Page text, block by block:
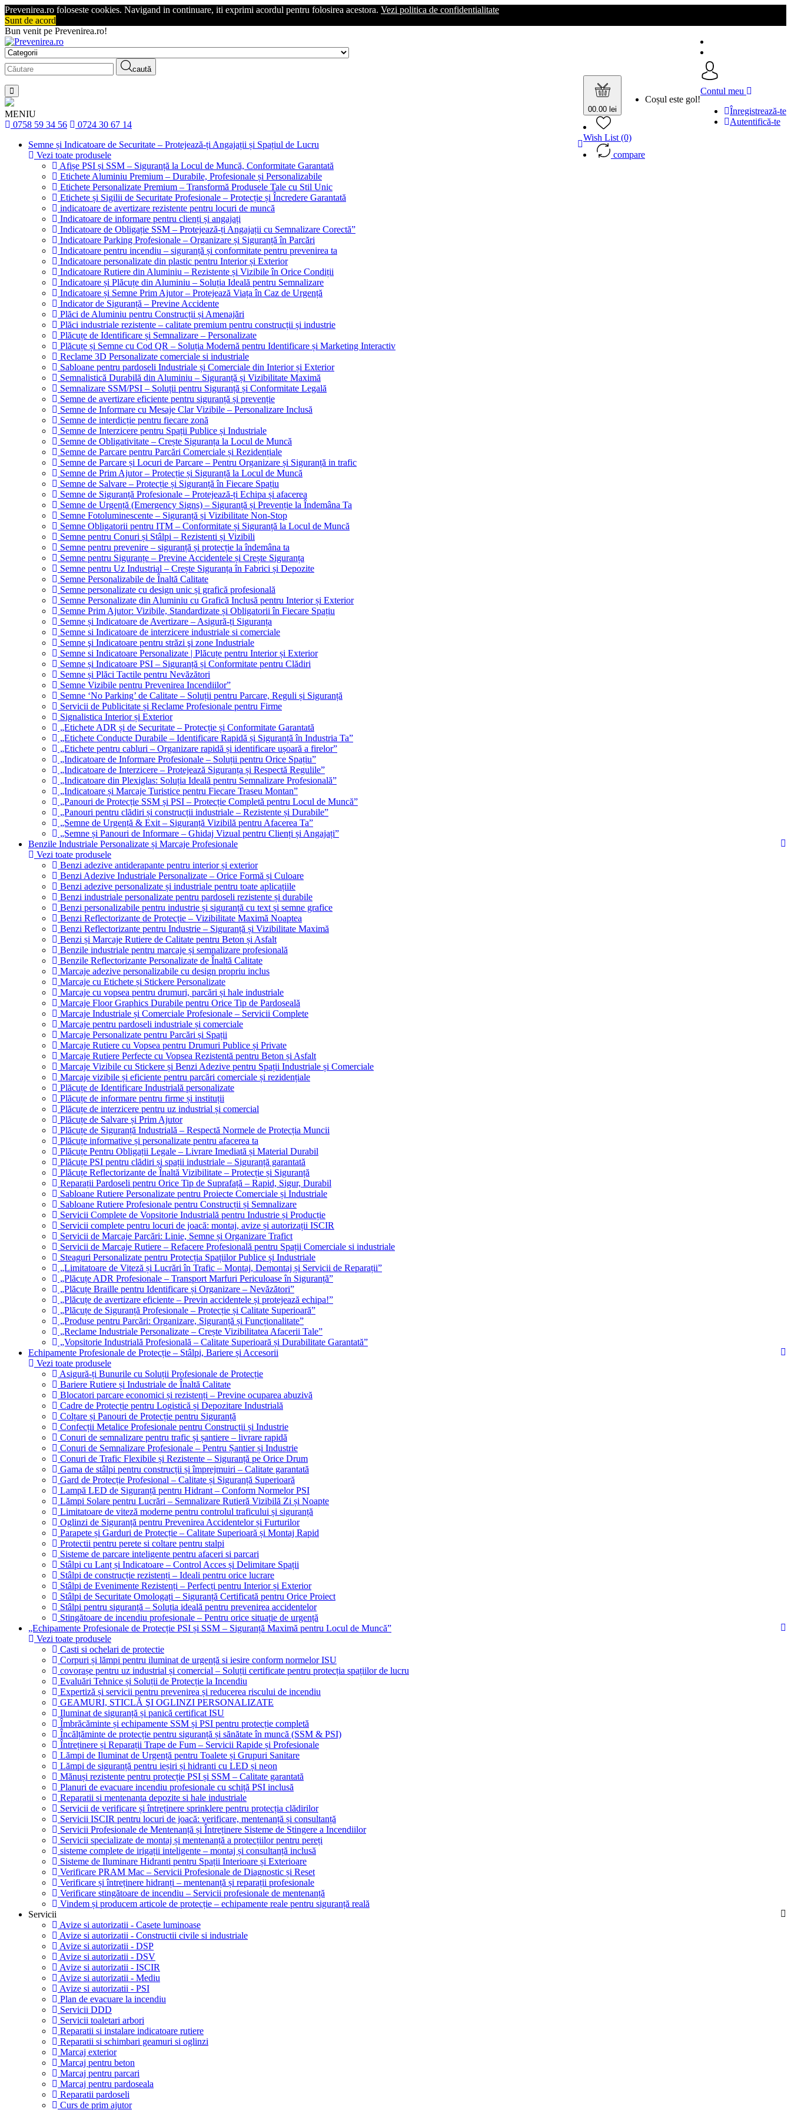
Prevenirea.ro foloseste cookies. Navigand in continuare, iti exprimi acordul pentru folosirea acestora. Vezi politica de confidentialitate
Sunt de acord
Bun venit pe Prevenirea.ro!
Contul meu
Înregistrează-te
Autentifică-te
caută
00.00 lei
Coșul este gol!
Wish List (0)
compare
MENIU
0758 59 34 56
0724 30 67 14
Semne și Indicatoare de Securitate – Protejează-ți Angajații și Spațiul de Lucru
Vezi toate produsele
Afișe PSI și SSM – Siguranță la Locul de Muncă, Conformitate Garantată
Etichete Aluminiu Premium – Durabile, Profesionale și Personalizabile
Etichete Personalizate Premium – Transformă Produsele Tale cu Stil Unic
Etichete și Sigilii de Securitate Profesionale – Protecție și Încredere Garantată
indicatoare de avertizare rezistente pentru locuri de muncă
Indicatoare de informare pentru clienți și angajați
Indicatoare de Obligație SSM – Protejează-ți Angajații cu Semnalizare Corectă”
Indicatoare Parking Profesionale – Organizare și Siguranță în Parcări
Indicatoare pentru incendiu – siguranță și conformitate pentru prevenirea ta
Indicatoare personalizate din plastic pentru Interior și Exterior
Indicatoare Rutiere din Aluminiu – Rezistente și Vizibile în Orice Condiții
Indicatoare și Plăcuțe din Aluminiu – Soluția Ideală pentru Semnalizare
Indicatoare și Semne Prim Ajutor – Protejează Viața în Caz de Urgență
Indicator de Siguranță – Previne Accidente
Plăci de Aluminiu pentru Construcții și Amenajări
Plăci industriale rezistente – calitate premium pentru construcții și industrie
Plăcuțe de Identificare și Semnalizare – Personalizate
Plăcuțe și Semne cu Cod QR – Soluția Modernă pentru Identificare și Marketing Interactiv
Reclame 3D Personalizate comerciale si industriale
Sabloane pentru pardoseli Industriale și Comerciale din Interior și Exterior
Semnalistică Durabilă din Aluminiu – Siguranță și Vizibilitate Maximă
Semnalizare SSM/PSI – Soluții pentru Siguranță și Conformitate Legală
Semne de avertizare eficiente pentru siguranță și prevenție
Semne de Informare cu Mesaje Clar Vizibile – Personalizare Inclusă
Semne de interdicție pentru fiecare zonă
Semne de Interzicere pentru Spații Publice și Industriale
Semne de Obligativitate – Crește Siguranța la Locul de Muncă
Semne de Parcare pentru Parcări Comerciale și Rezidențiale
Semne de Parcare și Locuri de Parcare – Pentru Organizare și Siguranță in trafic
Semne de Prim Ajutor – Protecție și Siguranță la Locul de Muncă
Semne de Salvare – Protecție și Siguranță în Fiecare Spațiu
Semne de Siguranță Profesionale – Protejează-ți Echipa și afacerea
Semne de Urgență (Emergency Signs) – Siguranță și Prevenție la Îndemâna Ta
Semne Fotoluminescente – Siguranță și Vizibilitate Non-Stop
Semne Obligatorii pentru ITM – Conformitate și Siguranță la Locul de Muncă
Semne pentru Conuri și Stâlpi – Rezistenti și Vizibili
Semne pentru prevenire – siguranță și protecție la îndemâna ta
Semne pentru Siguranțe – Previne Accidentele și Crește Siguranța
Semne pentru Uz Industrial – Crește Siguranța în Fabrici și Depozite
Semne Personalizabile de Înaltă Calitate
Semne personalizate cu design unic și grafică profesională
Semne Personalizate din Aluminiu cu Grafică Inclusă pentru Interior și Exterior
Semne Prim Ajutor: Vizibile, Standardizate și Obligatorii în Fiecare Spațiu
Semne și Indicatoare de Avertizare – Asigură-ți Siguranța
Semne si Indicatoare de interzicere industriale si comerciale
Semne şi Indicatoare pentru străzi şi zone Industriale
Semne si Indicatoare Personalizate | Plăcuțe pentru Interior și Exterior
Semne și Indicatoare PSI – Siguranță și Conformitate pentru Clădiri
Semne și Plăci Tactile pentru Nevăzători
Semne Vizibile pentru Prevenirea Incendiilor”
Semne ‘No Parking’ de Calitate – Soluții pentru Parcare, Reguli și Siguranță
Servicii de Publicitate și Reclame Profesionale pentru Firme
Signalistica Interior și Exterior
„Etichete ADR și de Securitate – Protecție și Conformitate Garantată
„Etichete Conducte Durabile – Identificare Rapidă și Siguranță în Industria Ta”
„Etichete pentru cabluri – Organizare rapidă și identificare ușoară a firelor”
„Indicatoare de Informare Profesionale – Soluții pentru Orice Spațiu”
„Indicatoare de Interzicere – Protejează Siguranța și Respectă Regulile”
„Indicatoare din Plexiglas: Soluția Ideală pentru Semnalizare Profesională”
„Indicatoare și Marcaje Turistice pentru Fiecare Traseu Montan”
„Panouri de Protecție SSM și PSI – Protecție Completă pentru Locul de Muncă”
„Panouri pentru clădiri și construcții industriale – Rezistente și Durabile”
„Semne de Urgență & Exit – Siguranță Vizibilă pentru Afacerea Ta”
„Semne și Panouri de Informare – Ghidaj Vizual pentru Clienți și Angajați”
Benzile Industriale Personalizate și Marcaje Profesionale
Vezi toate produsele
Benzi adezive antiderapante pentru interior și exterior
Benzi Adezive Industriale Personalizate – Orice Formă și Culoare
Benzi adezive personalizate și industriale pentru toate aplicațiile
Benzi industriale personalizate pentru pardoseli rezistente și durabile
Benzi personalizabile pentru industrie și siguranță cu text și semne grafice
Benzi Reflectorizante de Protecție – Vizibilitate Maximă Noaptea
Benzi Reflectorizante pentru Industrie – Siguranță și Vizibilitate Maximă
Benzi și Marcaje Rutiere de Calitate pentru Beton și Asfalt
Benzile industriale pentru marcaje și semnalizare profesională
Benzile Reflectorizante Personalizate de Înaltă Calitate
Marcaje adezive personalizabile cu design propriu inclus
Marcaje cu Etichete și Stickere Personalizate
Marcaje cu vopsea pentru drumuri, parcări și hale industriale
Marcaje Floor Graphics Durabile pentru Orice Tip de Pardoseală
Marcaje Industriale și Comerciale Profesionale – Servicii Complete
Marcaje pentru pardoseli industriale și comerciale
Marcaje Personalizate pentru Parcări și Spații
Marcaje Rutiere cu Vopsea pentru Drumuri Publice și Private
Marcaje Rutiere Perfecte cu Vopsea Rezistentă pentru Beton și Asfalt
Marcaje Vizibile cu Stickere și Benzi Adezive pentru Spații Industriale și Comerciale
Marcaje vizibile și eficiente pentru parcări comerciale și rezidențiale
Plăcuțe de Identificare Industrială personalizate
Plăcuțe de informare pentru firme și instituții
Plăcuțe de interzicere pentru uz industrial și comercial
Plăcuțe de Salvare și Prim Ajutor
Plăcuțe de Siguranță Industrială – Respectă Normele de Protecția Muncii
Plăcuțe informative și personalizate pentru afacerea ta
Plăcuțe Pentru Obligații Legale – Livrare Imediată și Material Durabil
Plăcuțe PSI pentru clădiri și spații industriale – Siguranță garantată
Plăcuțe Reflectorizante de Înaltă Vizibilitate – Protecție și Siguranță
Reparații Pardoseli pentru Orice Tip de Suprafață – Rapid, Sigur, Durabil
Sabloane Rutiere Personalizate pentru Proiecte Comerciale și Industriale
Sabloane Rutiere Profesionale pentru Construcții și Semnalizare
Servicii Complete de Vopsitorie Industrială pentru Industrie și Producție
Servicii complete pentru locuri de joacă: montaj, avize și autorizații ISCIR
Servicii de Marcaje Parcări: Linie, Semne și Organizare Trafict
Servicii de Marcaje Rutiere – Refacere Profesională pentru Spații Comerciale si industriale
Steaguri Personalizate pentru Protecția Spațiilor Publice și Industriale
„Limitatoare de Viteză și Lucrări în Trafic – Montaj, Demontaj și Servicii de Reparații”
„Plăcuțe ADR Profesionale – Transport Marfuri Periculoase în Siguranță”
„Plăcuțe Braille pentru Identificare și Organizare – Nevăzători”
„Plăcuțe de avertizare eficiente – Previn accidentele și protejează echipa!”
„Plăcuțe de Siguranță Profesionale – Protecție și Calitate Superioară”
„Produse pentru Parcări: Organizare, Siguranță și Funcționalitate”
„Reclame Industriale Personalizate – Crește Vizibilitatea Afacerii Tale”
„Vopsitorie Industrială Profesională – Calitate Superioară și Durabilitate Garantată”
Echipamente Profesionale de Protecție – Stâlpi, Bariere și Accesorii
Vezi toate produsele
Asigură-ți Bunurile cu Soluții Profesionale de Protecție
Bariere Rutiere și Industriale de Înaltă Calitate
Blocatori parcare economici și rezistenți – Previne ocuparea abuzivă
Cadre de Protecție pentru Logistică și Depozitare Industrială
Colțare și Panouri de Protecție pentru Siguranță
Confecții Metalice Profesionale pentru Construcții și Industrie
Conuri de semnalizare pentru trafic și șantiere – livrare rapidă
Conuri de Semnalizare Profesionale – Pentru Șantier și Industrie
Conuri de Trafic Flexibile și Rezistente – Siguranță pe Orice Drum
Gama de stâlpi pentru construcții și împrejmuiri – Calitate garantată
Gard de Protecție Profesional – Calitate și Siguranță Superioară
Lampă LED de Siguranță pentru Hidrant – Conform Normelor PSI
Lămpi Solare pentru Lucrări – Semnalizare Rutieră Vizibilă Zi și Noapte
Limitatoare de viteză moderne pentru controlul traficului și siguranță
Oglinzi de Siguranță pentru Prevenirea Accidentelor și Furturilor
Parapete și Garduri de Protecție – Calitate Superioară și Montaj Rapid
Protectii pentru perete si coltare pentru stalpi
Sisteme de parcare inteligente pentru afaceri si parcari
Stâlpi cu Lanț și Indicatoare – Control Acces și Delimitare Spații
Stâlpi de construcție rezistenți – Ideali pentru orice lucrare
Stâlpi de Evenimente Rezistenți – Perfecți pentru Interior și Exterior
Stâlpi de Securitate Omologați – Siguranță Certificată pentru Orice Proiect
Stâlpi pentru siguranță – Soluția ideală pentru prevenirea accidentelor
Stingătoare de incendiu profesionale – Pentru orice situație de urgență
„Echipamente Profesionale de Protecție PSI și SSM – Siguranță Maximă pentru Locul de Muncă”
Vezi toate produsele
Casti si ochelari de protectie
Corpuri și lămpi pentru iluminat de urgență si iesire conform normelor ISU
covorașe pentru uz industrial și comercial – Soluții certificate pentru protecția spațiilor de lucru
Evaluări Tehnice și Soluții de Protecție la Incendiu
Expertiză și servicii pentru prevenirea și reducerea riscului de incendiu
GEAMURI, STICLĂ ŞI OGLINZI PERSONALIZATE
Iluminat de siguranță și panică certificat ISU
Îmbrăcăminte și echipamente SSM și PSI pentru protecție completă
Încălțăminte de protecție pentru siguranță și sănătate în muncă (SSM & PSI)
Întreținere și Reparații Trape de Fum – Servicii Rapide și Profesionale
Lămpi de Iluminat de Urgență pentru Toalete și Grupuri Sanitare
Lămpi de siguranță pentru ieșiri și hidranti cu LED și neon
Mănuși rezistente pentru protecție PSI și SSM – Calitate garantată
Planuri de evacuare incendiu profesionale cu schiță PSI inclusă
Reparatii si mentenanta depozite si hale industriale
Servicii de verificare și întreținere sprinklere pentru protecția clădirilor
Servicii ISCIR pentru locuri de joacă: verificare, mentenanță și consultanță
Servicii Profesionale de Mentenanță și Întreținere Sisteme de Stingere a Incendiilor
Servicii specializate de montaj și mentenanță a protecțiilor pentru pereți
sisteme complete de irigații inteligente – montaj și consultanță inclusă
Sisteme de Iluminare Hidranti pentru Spații Interioare și Exterioare
Verificare PRAM Mac – Servicii Profesionale de Diagnostic și Reset
Verificare și întreținere hidranți – mentenanță și reparații profesionale
Verificare stingătoare de incendiu – Servicii profesionale de mentenanță
Vindem și producem articole de protecție – echipamente reale pentru siguranță reală
Servicii
Avize si autorizatii - Casete luminoase
Avize si autorizatii - Constructii civile si industriale
Avize si autorizatii - DSP
Avize si autorizatii - DSV
Avize si autorizatii - ISCIR
Avize si autorizatii - Mediu
Avize si autorizatii - PSI
Plan de evacuare la incendiu
Servicii DDD
Servicii toaletari arbori
Reparatii si instalare indicatoare rutiere
Reparatii si schimbari geamuri si oglinzi
Marcaj exterior
Marcaj pentru beton
Marcaj pentru parcari
Marcaj pentru pardoseala
Reparatii pardoseli
Curs de prim ajutor